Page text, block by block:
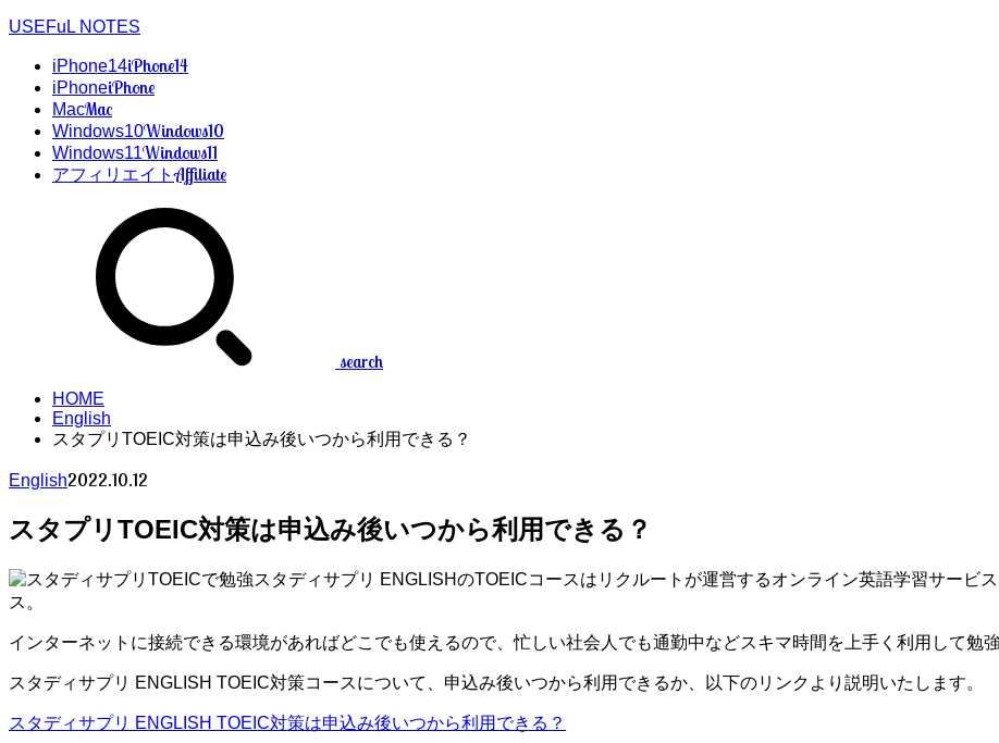
USEFuL NOTES
iPhone14iPhone14
iPhoneiPhone
MacMac
Windows10Windows10
Windows11Windows11
アフィリエイトAffiliate
search
HOME
English
スタプリTOEIC対策は申込み後いつから利用できる？
English2022.10.12
スタプリTOEIC対策は申込み後いつから利用できる？
スタディサプリ ENGLISHのTOEICコースはリクルートが運営するオンライン英語学習サービ
ス。
インターネットに接続できる環境があればどこでも使えるので、忙しい社会人でも通勤中などスキマ時間を上手く利用して勉
スタディサプリ ENGLISH TOEIC対策コースについて、申込み後いつから利用できるか、以下のリンクより説明いたします。
スタディサプリ ENGLISH TOEIC対策は申込み後いつから利用できる？